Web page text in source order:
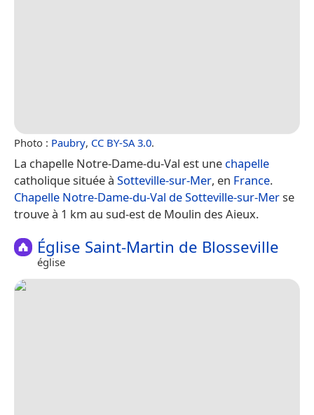
Photo : Paubry, CC BY-SA 3.0.
La chapelle Notre-Dame-du-Val est une chapelle
catholique située à Sotteville-sur-Mer, en France.
Chapelle Notre-Dame-du-Val de Sotteville-sur-Merse
trouve à 1 km au sud-est de Moulin des Aieux.
Église Saint-Martin de Blosseville
église